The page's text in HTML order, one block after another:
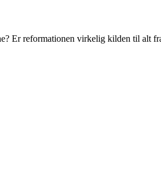
Er reformationen virkelig kilden til alt